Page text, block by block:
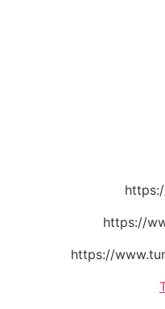
https://
https://